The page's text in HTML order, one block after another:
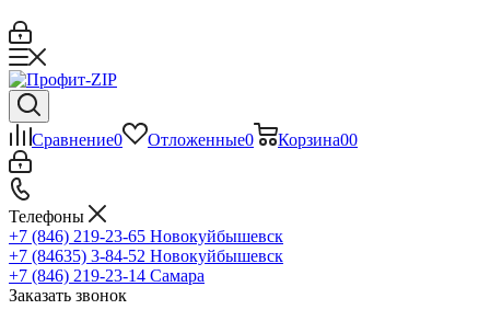
Сравнение0 Отложенные0 Корзина00
Телефоны
+7 (846) 219-23-65 Новокуйбышевск
+7 (84635) 3-84-52 Новокуйбышевск
+7 (846) 219-23-14 Самара
Заказать звонок